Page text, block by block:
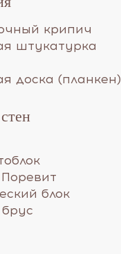
крипич
штукатурка
доска (планкен)
Поревит
блок